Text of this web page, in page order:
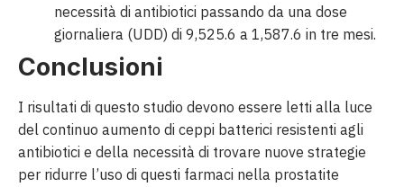
necessità di antibiotici passando da una dose
giornaliera (UDD) di 9,525.6 a 1,587.6 in tre mesi.
Conclusioni
I risultati di questo studio devono essere letti alla luce
del continuo aumento di ceppi batterici resistenti agli
antibiotici e della necessità di trovare nuove strategie
per ridurre l’uso di questi farmaci nella prostatite